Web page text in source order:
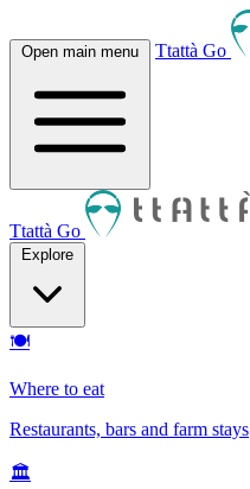
Open main menu Ttattà Go
Ttattà Go
Explore
🍽
Where to eat
Restaurants, bars and farm stays
🏛